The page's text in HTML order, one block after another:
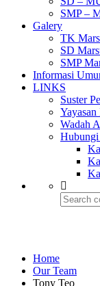
SMP –
Galery
TK
SD
SMP
Informasi
LINKS
Suster
Yayasan
Wadah
Home
Our Team
Tony Teo